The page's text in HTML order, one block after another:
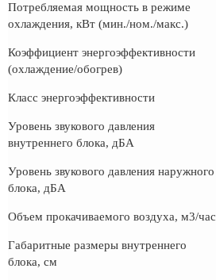
Потребляемая мощность в режиме
охлаждения, кВт (мин./ном./макс.)
Коэффициент энергоэффективности
(охлаждение/обогрев)
Класс энергоэффективности
Уровень звукового давления
внутреннего блока, дБА
Уровень звукового давления наружного
блока, дБА
Объем прокачиваемого воздуха, м3/час
Габаритные размеры внутреннего
блока, см